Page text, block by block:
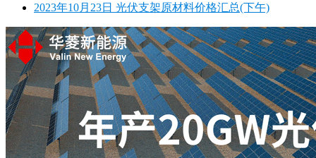
2023年10月23日 光伏支架原材料价格汇总(下午)